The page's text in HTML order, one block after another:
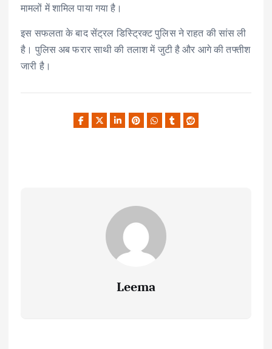
मामलों में शामिल पाया गया है।
इस सफलता के बाद सेंट्रल डिस्ट्रिक्ट पुलिस ने राहत की सांस ली
है। पुलिस अब फरार साथी की तलाश में जुटी है और आगे की तफ्तीश
जारी है।
Leema